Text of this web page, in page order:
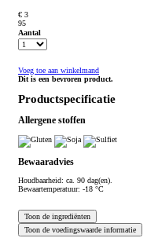
€ 3
95
Aantal
Voeg toe aan winkelmand
Dit is een bevroren product.
Productspecificatie
Allergene stoffen
Bewaaradvies
Houdbaarheid: ca. 90 dag(en).
Bewaartemperatuur: -18 °C